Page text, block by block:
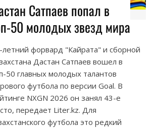
Сатпаев попал в
50 молодых звезд мира
летний форвард "Кайрата" и сборной
Дастан Сатпаев вошел в
50 главных молодых талантов
футбола по версии Goal. В
NXGN 2026 он занял 43-е
передает Liter.kz. Для
футбола это редкий